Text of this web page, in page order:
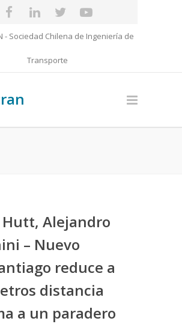
- Sociedad Chilena de Ingeniería de
Transporte
Hutt, Alejandro
– Nuevo
reduce a
distancia
a un paradero